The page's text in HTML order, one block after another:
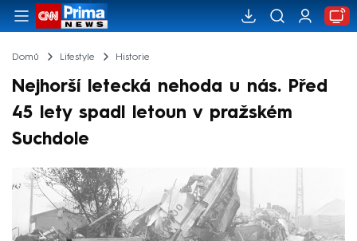
Domů Lifestyle Historie
Nejhorší letecká nehoda u nás. Před
45 lety spadl letoun v pražském
Suchdole